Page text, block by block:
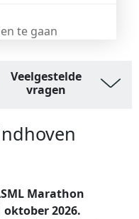
te gaan
Veelgestelde
vragen
Marathon
oktober 2026.